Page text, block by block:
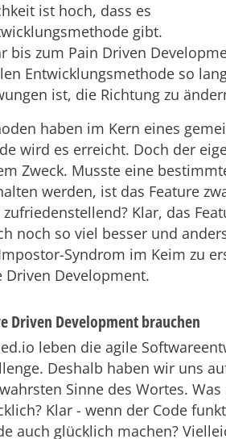
ist hoch, dass es
gibt.
bis zum Pain Driven
Entwicklungsmethode so
ist, die Richtung zu
haben im Kern eines
wird es erreicht. Doch der
Zweck. Musste eine
werden, ist das Feature
Klar, das
noch so viel besser und
Syndrom im Keim zu
Driven Development.
Driven Development brauchen
leben die agile
Deshalb haben wir uns
Sinne des Wortes.
Klar - wenn der Code
auch glücklich machen?